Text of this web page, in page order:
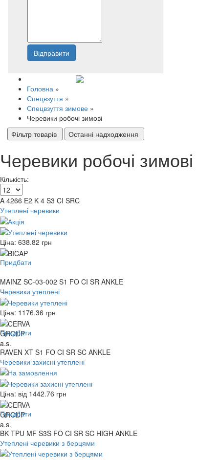
Відправити
Головна »
Спецвзуття »
Спецвзуття зимове »
Черевики робочі зимові
Фільтр товарів
Останні надходження
Черевики робочі зимові
Кількість:
A 4266 E2 K 4 S3 CI SRC
Утеплені черевики
Ціна: 638.82 грн
Придбати
MAINZ SC-03-002 S1 FO CI SR ANKLE
Черевики утеплені
Ціна: 1176.36 грн
Придбати
RAVEN XT S1 FO CI SR SC ANKLE
Черевики захисні утеплені
Ціна: від 1442.76 грн
Придбати
BK TPU MF S3S FO CI SR SC HIGH ANKLE
Утеплені черевики з берцями